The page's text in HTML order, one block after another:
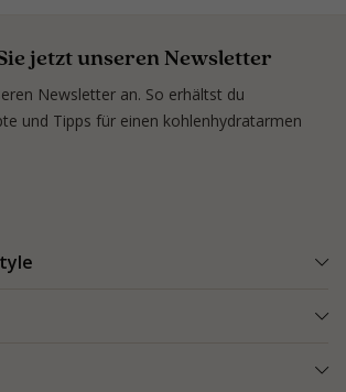
jetzt unseren Newsletter
Newsletter an. So erhältst du
und Tipps für einen kohlenhydratarmen